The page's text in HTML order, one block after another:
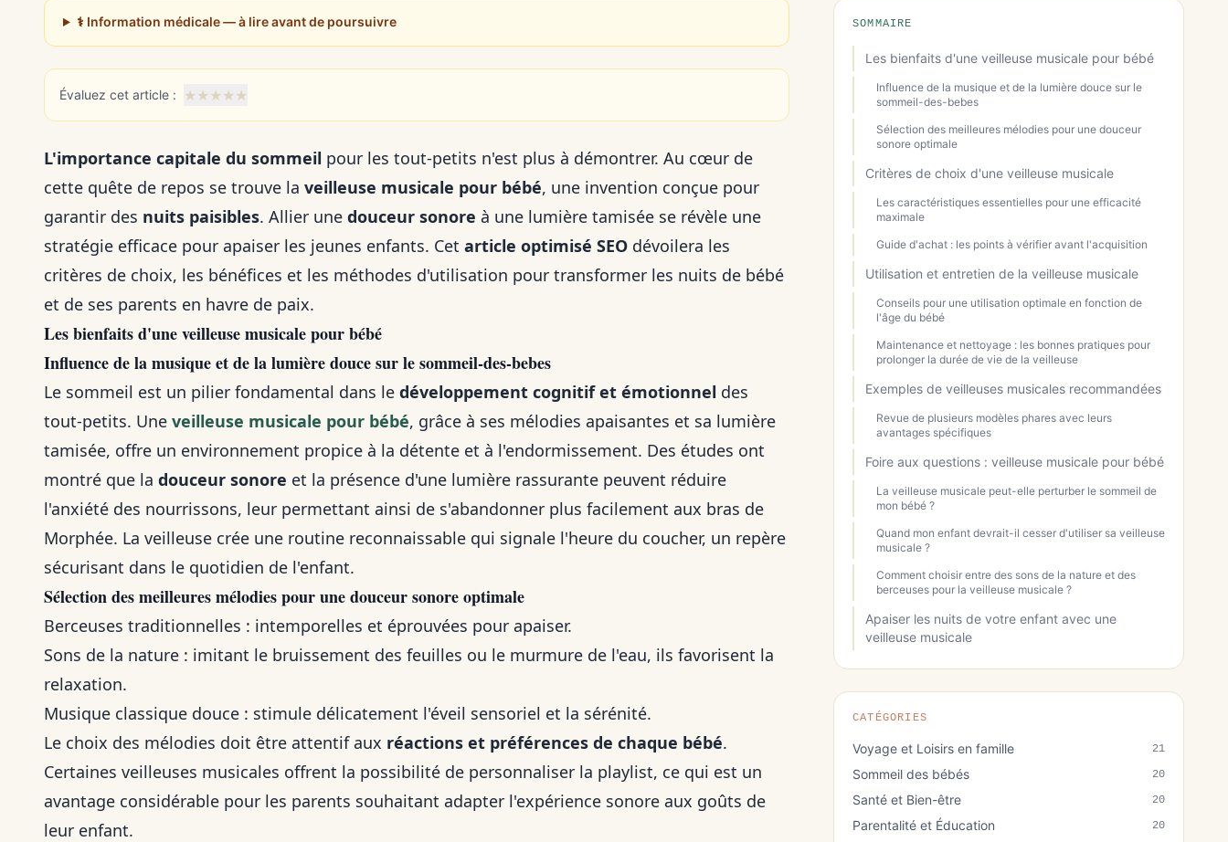
⚕️ Information médicale — à lire avant de poursuivre
Évaluez cet article : ★★★★★
L'importance capitale du sommeil pour les tout-petits n'est plus à démontrer. Au cœur de
cette quête de repos se trouve la veilleuse musicale pour bébé, une invention conçue pour
garantir des nuits paisibles. Allier une douceur sonore à une lumière tamisée se révèle une
stratégie efficace pour apaiser les jeunes enfants. Cet article optimisé SEO dévoilera les
critères de choix, les bénéfices et les méthodes d'utilisation pour transformer les nuits de bébé
et de ses parents en havre de paix.
Les bienfaits d'une veilleuse musicale pour bébé
Influence de la musique et de la lumière douce sur le sommeil-des-bebes
Le sommeil est un pilier fondamental dans le développement cognitif et émotionnel des
tout-petits. Une veilleuse musicale pour bébé, grâce à ses mélodies apaisantes et sa lumière
tamisée, offre un environnement propice à la détente et à l'endormissement. Des études ont
montré que la douceur sonore et la présence d'une lumière rassurante peuvent réduire
l'anxiété des nourrissons, leur permettant ainsi de s'abandonner plus facilement aux bras de
Morphée. La veilleuse crée une routine reconnaissable qui signale l'heure du coucher, un repère
sécurisant dans le quotidien de l'enfant.
Sélection des meilleures mélodies pour une douceur sonore optimale
Berceuses traditionnelles : intemporelles et éprouvées pour apaiser.
Sons de la nature : imitant le bruissement des feuilles ou le murmure de l'eau, ils favorisent la
relaxation.
Musique classique douce : stimule délicatement l'éveil sensoriel et la sérénité.
Le choix des mélodies doit être attentif aux réactions et préférences de chaque bébé.
Certaines veilleuses musicales offrent la possibilité de personnaliser la playlist, ce qui est un
avantage considérable pour les parents souhaitant adapter l'expérience sonore aux goûts de
leur enfant.
SOMMAIRE
Les bienfaits d'une veilleuse musicale pour bébé
Influence de la musique et de la lumière douce sur le
sommeil-des-bebes
Sélection des meilleures mélodies pour une douceur
sonore optimale
Critères de choix d'une veilleuse musicale
Les caractéristiques essentielles pour une efficacité
maximale
Guide d'achat : les points à vérifier avant l'acquisition
Utilisation et entretien de la veilleuse musicale
Conseils pour une utilisation optimale en fonction de
l'âge du bébé
Maintenance et nettoyage : les bonnes pratiques pour
prolonger la durée de vie de la veilleuse
Exemples de veilleuses musicales recommandées
Revue de plusieurs modèles phares avec leurs
avantages spécifiques
Foire aux questions : veilleuse musicale pour bébé
La veilleuse musicale peut-elle perturber le sommeil de
mon bébé ?
Quand mon enfant devrait-il cesser d'utiliser sa veilleuse
musicale ?
Comment choisir entre des sons de la nature et des
berceuses pour la veilleuse musicale ?
Apaiser les nuits de votre enfant avec une
veilleuse musicale
CATÉGORIES
Voyage et Loisirs en famille 21
Sommeil des bébés 20
Santé et Bien-être 20
Parentalité et Éducation 20